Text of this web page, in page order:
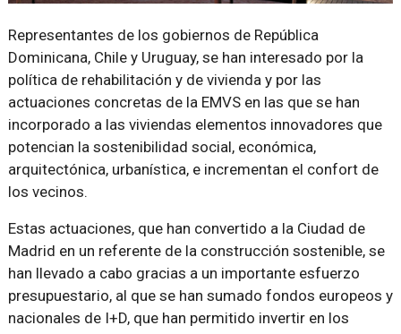
Representantes de los gobiernos de República
Dominicana, Chile y Uruguay, se han interesado por la
política de rehabilitación y de vivienda y por las
actuaciones concretas de la EMVS en las que se han
incorporado a las viviendas elementos innovadores que
potencian la sostenibilidad social, económica,
arquitectónica, urbanística, e incrementan el confort de
los vecinos.
Estas actuaciones, que han convertido a la Ciudad de
Madrid en un referente de la construcción sostenible, se
han llevado a cabo gracias a un importante esfuerzo
presupuestario, al que se han sumado fondos europeos y
nacionales de I+D, que han permitido invertir en los